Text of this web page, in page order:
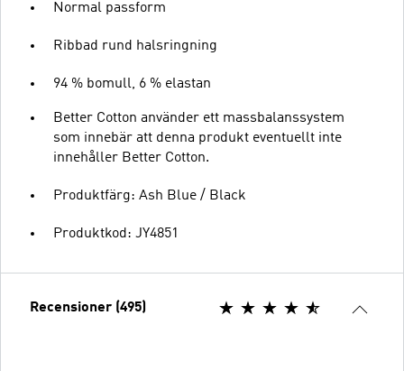
Normal passform
Ribbad rund halsringning
94 % bomull, 6 % elastan
Better Cotton använder ett massbalanssystem
som innebär att denna produkt eventuellt inte
innehåller Better Cotton.
Produktfärg: Ash Blue / Black
Produktkod: JY4851
Recensioner (495)